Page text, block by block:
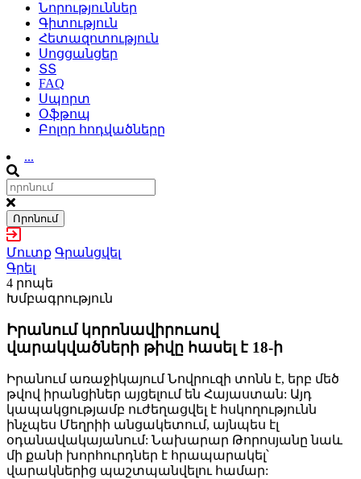
Նորություններ
Գիտություն
Հետազոտություն
Սոցցանցեր
ՏՏ
FAQ
Սպորտ
Օֆթոպ
Բոլոր հոդվածները
...
Որոնում
Մուտք Գրանցվել
Գրել
4 րոպե
Խմբագրություն
Իրանում կորոնավիրուսով
վարակվածների թիվը հասել է 18-ի
Իրանում առաջիկայում Նովրուզի տոնն է, երբ մեծ
թվով իրանցիներ այցելում են Հայաստան: Այդ
կապակցությամբ ուժեղացվել է հսկողությունն
ինչպես Մեղրիի անցակետում, այնպես էլ
օդանավակայանում: Նախարար Թորոսյանը նաև
մի քանի խորհուրդներ է հրապարակել՝
վարակներից պաշտպանվելու համար: